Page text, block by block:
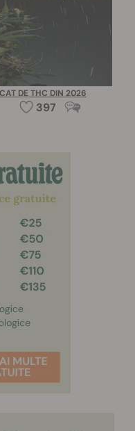
DE THC DIN 2026
397